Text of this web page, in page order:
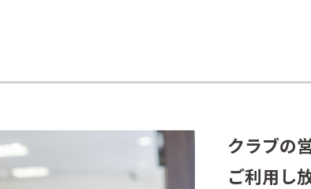
クラブの
ご利用し